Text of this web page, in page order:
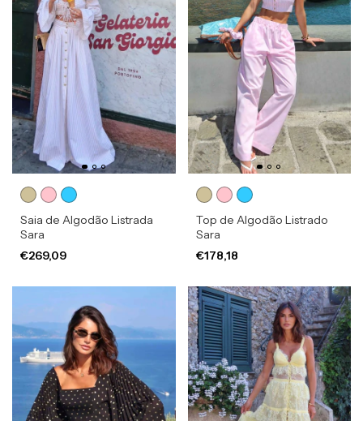
Saia de Algodão Listrada
Sara
€269,09
Top de Algodão Listrado
Sara
€178,18